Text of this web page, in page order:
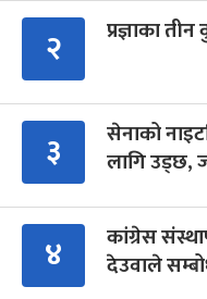
२ प्रज्ञाका
३
सेनाको
लागि उड्छ,
४
कांग्रेस
देउवाले